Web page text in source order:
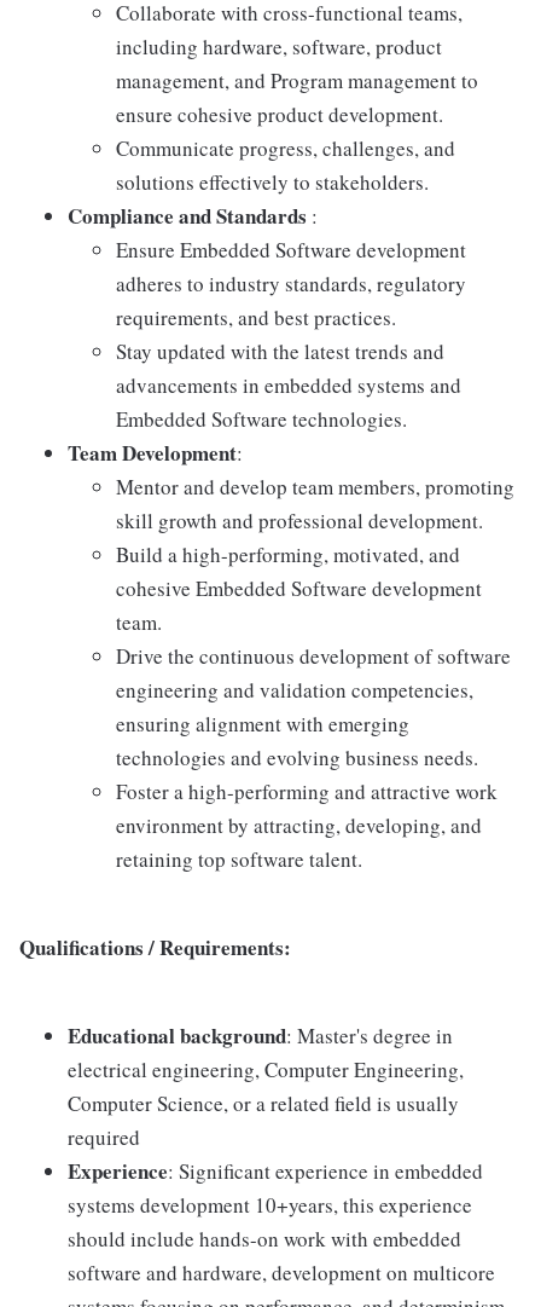
Collaborate with cross-functional teams,
including hardware, software, product
management, and Program management to
ensure cohesive product development.
Communicate progress, challenges, and
solutions effectively to stakeholders.
Compliance and Standards :
Ensure Embedded Software development
adheres to industry standards, regulatory
requirements, and best practices.
Stay updated with the latest trends and
advancements in embedded systems and
Embedded Software technologies.
Team Development:
Mentor and develop team members, promoting
skill growth and professional development.
Build a high-performing, motivated, and
cohesive Embedded Software development
team.
Drive the continuous development of software
engineering and validation competencies,
ensuring alignment with emerging
technologies and evolving business needs.
Foster a high-performing and attractive work
environment by attracting, developing, and
retaining top software talent.
Qualifications / Requirements:
Educational background: Master's degree in
electrical engineering, Computer Engineering,
Computer Science, or a related field is usually
required
Experience: Significant experience in embedded
systems development 10+years, this experience
should include hands-on work with embedded
software and hardware, development on multicore